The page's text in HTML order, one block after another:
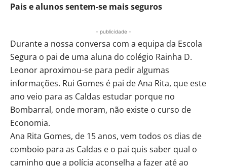
Pais e alunos sentem-se mais seguros
- publicidade -
Durante a nossa conversa com a equipa da Escola
Segura o pai de uma aluna do colégio Rainha D.
Leonor aproximou-se para pedir algumas
informações. Rui Gomes é pai de Ana Rita, que este
ano veio para as Caldas estudar porque no
Bombarral, onde moram, não existe o curso de
Economia.
Ana Rita Gomes, de 15 anos, vem todos os dias de
comboio para as Caldas e o pai quis saber qual o
caminho que a polícia aconselha a fazer até ao